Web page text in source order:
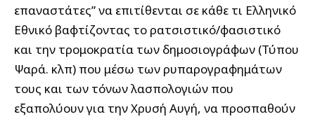
επαναστάτες” να επιτίθενται σε κάθε τι Ελληνικό
Εθνικό βαφτίζοντας το ρατσιστικό/φασιστικό
και την τρομοκρατία των δημοσιογράφων (Τύπου
Ψαρά. κλπ) που μέσω των ρυπαρογραφημάτων
τους και των τόνων λασπολογιών που
εξαπολύουν για την Χρυσή Αυγή, να προσπαθούν